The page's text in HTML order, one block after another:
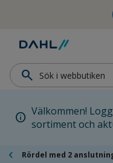
Hoppa till
search
info Välkommen!
sortiment och
chevron_left Rördel med 2